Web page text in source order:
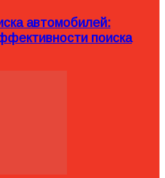
автомобилей:
поиска